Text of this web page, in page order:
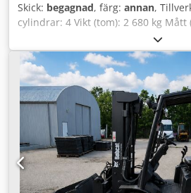
Skick: begagnad, färg: annan,
cylindrar: 4 Vikt (tom): 2 680 kg Mått
197 cm Dsdpozrv Ulofx Amkjck
Egenvikt: 2680 kg Transportmått:
Motormärke och modell: Kubota
48,9 hk Cylindrar: 4 Däckstorlek:
16 Skopbredd: 1730 mm
Extra funktion: Ingen CE-märkning
dokumentation